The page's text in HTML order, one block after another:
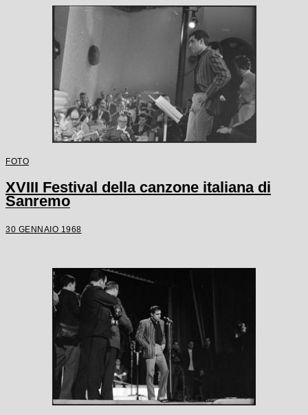
FOTO
XVIII Festival della canzone italiana di
Sanremo
30 GENNAIO 1968